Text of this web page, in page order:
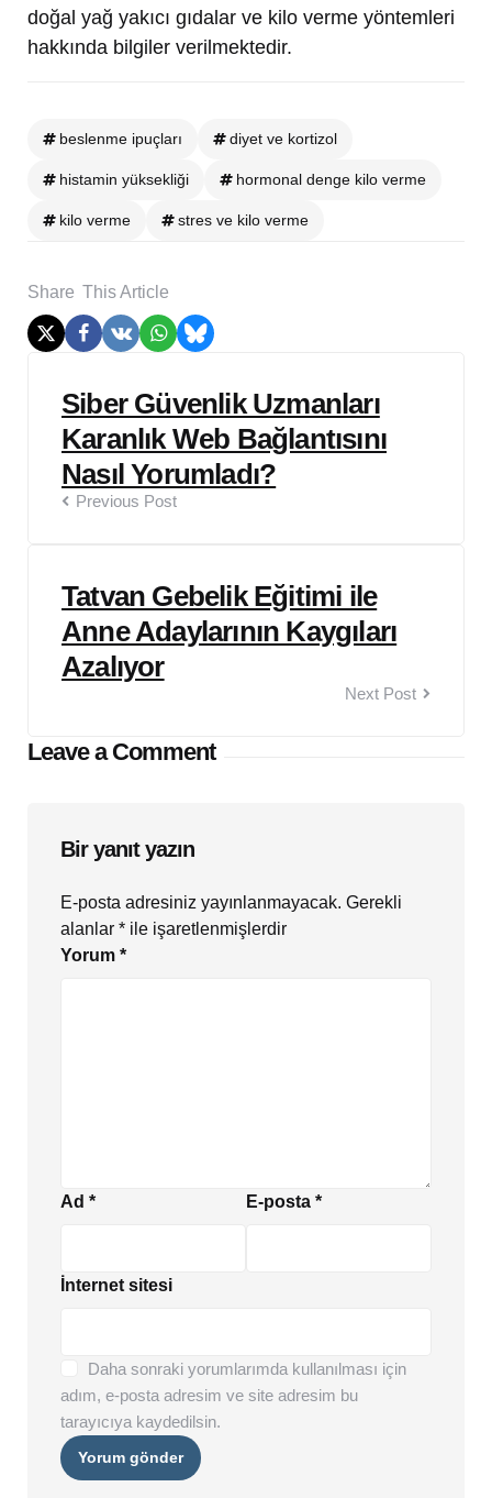
doğal yağ yakıcı gıdalar ve kilo verme yöntemleri
hakkında bilgiler verilmektedir.
beslenme ipuçları diyet ve kortizol
histamin yüksekliği hormonal denge kilo verme
kilo verme stres ve kilo verme
Share This Article
navigation
Siber Güvenlik Uzmanları
Karanlık Web Bağlantısını
Nasıl Yorumladı?
Previous Post
Tatvan Gebelik Eğitimi ile
Anne Adaylarının Kaygıları
Azalıyor
Next Post
Leave a Comment
Bir yanıt yazın
E-posta adresiniz yayınlanmayacak. Gerekli
alanlar * ile işaretlenmişlerdir
Yorum *
Ad * E-posta *
İnternet sitesi
Daha sonraki yorumlarımda kullanılması için
adım, e-posta adresim ve site adresim bu
tarayıcıya kaydedilsin.